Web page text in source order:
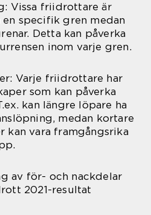
Vissa friidrottare är
specifik gren medan
Detta kan påverka
inom varje gren.
Varje friidrottare har
som kan påverka
kan längre löpare ha
medan kortare
kan vara framgångsrika
av för- och nackdelar
2021-resultat